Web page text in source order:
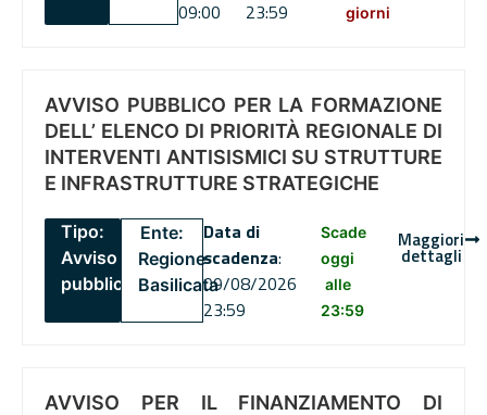
09:00
23:59
giorni
AVVISO PUBBLICO PER LA FORMAZIONE
DELL’ ELENCO DI PRIORITÀ REGIONALE DI
INTERVENTI ANTISISMICI SU STRUTTURE
E INFRASTRUTTURE STRATEGICHE
Tipo:
Avviso
pubblico
Ente:
Regione
Basilicata
Data di
scadenza:
09/08/2026
23:59
Scade
oggi
alle
23:59
Maggiori
dettagli
AVVISO PER IL FINANZIAMENTO DI